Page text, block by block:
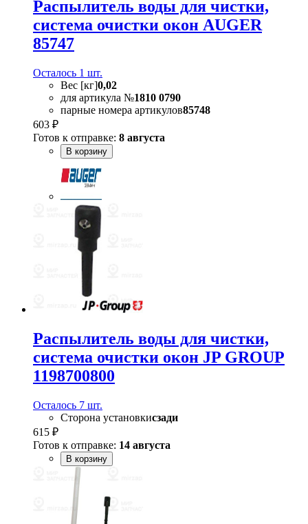
Распылитель воды для чистки,
система очистки окон AUGER
85747
Осталось 1 шт.
Вес [кг]0,02
для артикула №1810 0790
парные номера артикулов85748
603 ₽
Готов к отправке: 8 августа
В корзину
Распылитель воды для чистки,
система очистки окон JP GROUP
1198700800
Осталось 7 шт.
Сторона установкисзади
615 ₽
Готов к отправке: 14 августа
В корзину